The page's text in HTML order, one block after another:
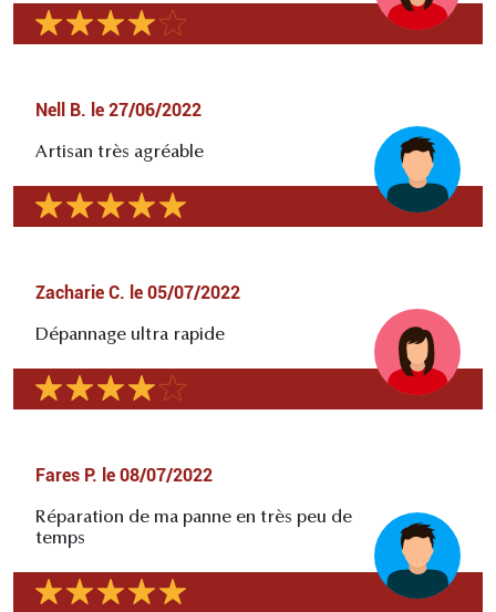
Nell B. le 27/06/2022
Artisan très agréable
Zacharie C. le 05/07/2022
Dépannage ultra rapide
Fares P. le 08/07/2022
Réparation de ma panne en très peu de
temps